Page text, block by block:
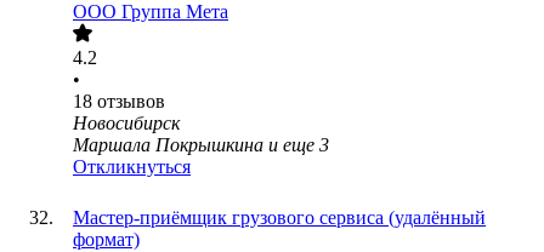
ООО Группа Мета
4.2
•
18 отзывов
Новосибирск
Маршала Покрышкина и еще 3
Откликнуться
Мастер-приёмщик грузового сервиса (удалённый
формат)